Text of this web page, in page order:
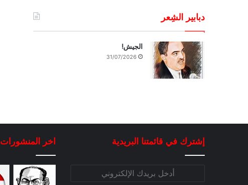
دبابير الشِعر
الجيش!
31/07/2026
إشترك في قائمتنا البريدية اخر المنشورات